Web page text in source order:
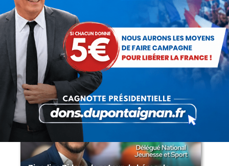
Lorsque tout flambe et que l’État
s’affaisse.